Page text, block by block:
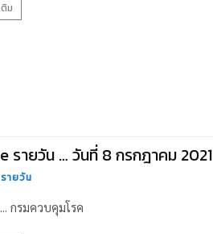
ม
รายวัน … วันที่ 8 กรกฎาคม 2021
ายวัน
กรมควบคุมโรค